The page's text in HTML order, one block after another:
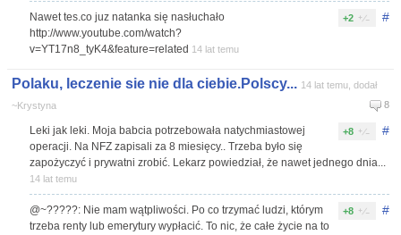
#
+2
Nawet tes.co juz natanka się nasłuchało
http://www.youtube.com/watch?
v=YT17n8_tyK4&feature=related 14 lat temu
Polaku, leczenie sie nie dla ciebie.Polscy... 14 lat temu, dodał
~Krystyna
8
#
+8
Leki jak leki. Moja babcia potrzebowała natychmiastowej
operacji. Na NFZ zapisali za 8 miesięcy.. Trzeba było się
zapożyczyć i prywatni zrobić. Lekarz powiedział, że nawet jednego dnia...
14 lat temu
#
+8
@~?????: Nie mam wątpliwości. Po co trzymać ludzi, którym
trzeba renty lub emerytury wypłacić. To nic, że całe życie na to